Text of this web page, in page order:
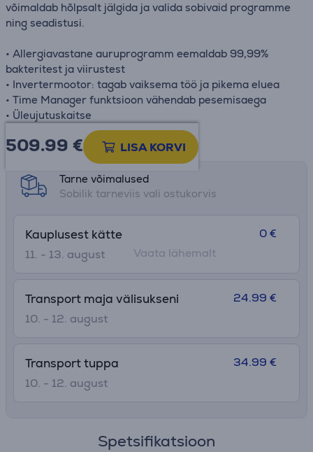
võimaldab hõlpsalt jälgida ja valida sobivaid programme
ning seadistusi.
• Allergiavastane auruprogramm eemaldab 99,99%
bakteritest ja viirustest
• Invertermootor: tagab vaiksema töö ja pikema eluea
• Time Manager funktsioon vähendab pesemisaega
• Üleujutuskaitse
509.99 € LISA KORVI
Toote teabeleht
Tarne võimalused
Sobilik tarneviis vali ostukorvis
Kauplusest kätte
11. - 13. august
0 €
Vaata lähemalt
Transport maja välisukseni
10. - 12. august
24.99 €
Transport tuppa
10. - 12. august
34.99 €
Spetsifikatsioon